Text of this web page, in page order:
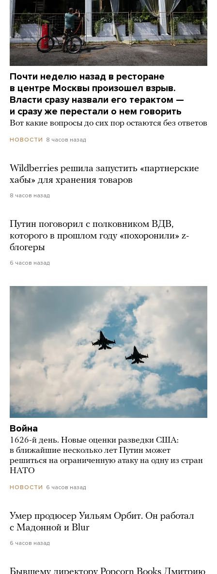
Почти неделю назад в ресторане
в центре Москвы произошел взрыв.
Власти сразу назвали его терактом —
и сразу же перестали о нем говорить
Вот какие вопросы до сих пор остаются без ответов
НОВОСТИ 8 часов назад
Wildberries решила запустить «партнерские
хабы» для хранения товаров
8 часов назад
Путин поговорил с полковником ВДВ,
которого в прошлом году «похоронили» z-
блогеры
6 часов назад
Война
1626-й день. Новые оценки разведки США:
в ближайшие несколько лет Путин может
решиться на ограниченную атаку на одну из стран
НАТО
НОВОСТИ 6 часов назад
Умер продюсер Уильям Орбит. Он работал
с Мадонной и Blur
6 часов назад